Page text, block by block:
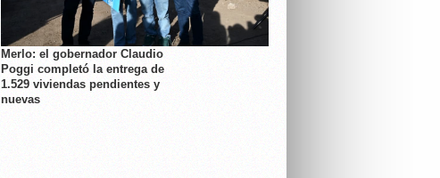
Merlo: el gobernador Claudio
Poggi completó la entrega de
1.529 viviendas pendientes y
nuevas